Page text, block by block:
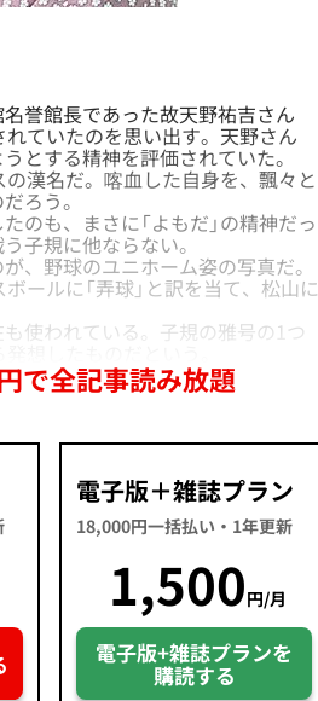
誉館長であった故天野祐吉さん
れていたのを思い出す。天野さん
とする精神を評価されていた。
漢名だ。喀血した自身を、飄々と
ろう。
も、まさに「よもだ」の精神だっ
子規に他ならない。
、野球のユニホーム姿の写真だ。
ールに「弄球」と訳を当て、松山に
使われている。子規の雅号の1つ
で全記事読み放題
電子版＋雑誌プラン
18,000円一括払い・1年更新
1,500円/月
電子版+雑誌プランを
購読する